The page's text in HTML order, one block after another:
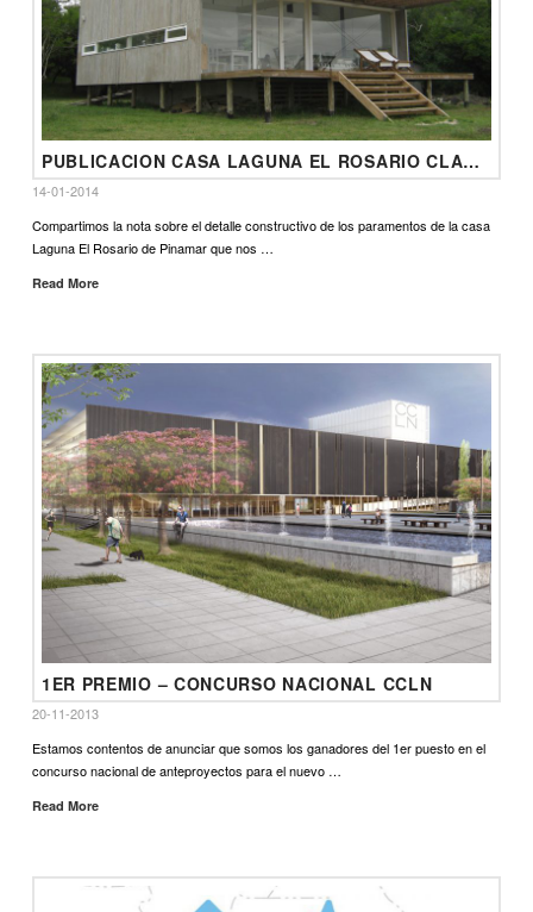
PUBLICACION CASA LAGUNA EL ROSARIO CLARIN ARQ
14-01-2014
Compartimos la nota sobre el detalle constructivo de los paramentos de la casa
Laguna El Rosario de Pinamar que nos …
Read More
1ER PREMIO – CONCURSO NACIONAL CCLN
20-11-2013
Estamos contentos de anunciar que somos los ganadores del 1er puesto en el
concurso nacional de anteproyectos para el nuevo …
Read More